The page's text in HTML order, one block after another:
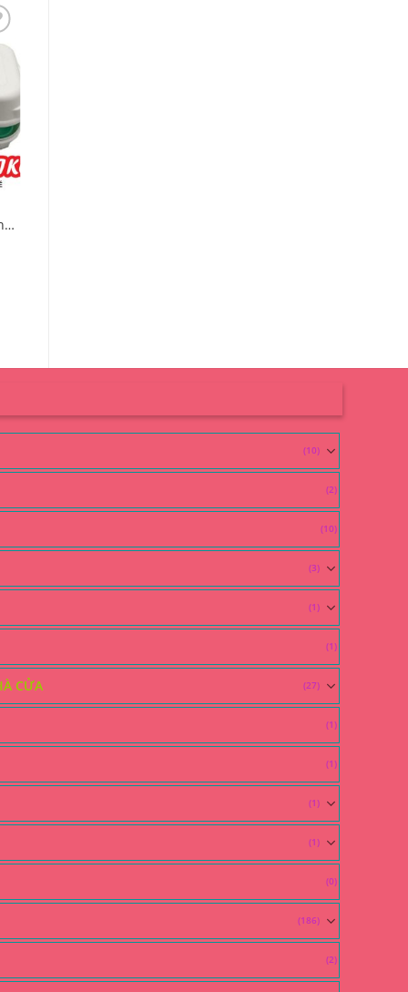
(10)
(2)
(10)
(3)
(1)
(1)
CỬA (27)
(1)
(1)
(1)
(1)
(0)
(186)
(2)